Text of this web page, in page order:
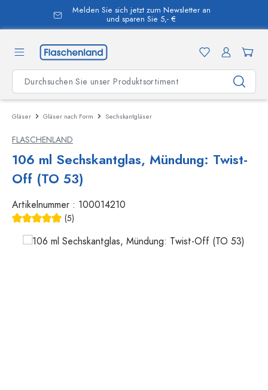
springen
Melden Sie sich jetzt zum Newsletter an
und sparen Sie 5,- €
Gläser Gläser nach Form Sechskantgläser
FLASCHENLAND
106 ml Sechskantglas, Mündung: Twist-
Off (TO 53)
Artikelnummer : 100014210
(5)